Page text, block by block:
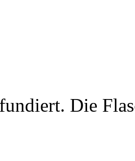
Die